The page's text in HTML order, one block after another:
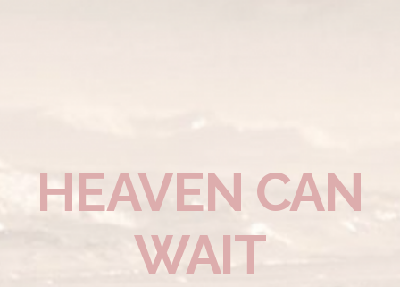
HEAVEN CAN
WAIT